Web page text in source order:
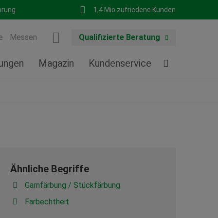
1,4 Mio zufriedene Kunden
Messen Qualifizierte Beratung
Magazin Kundenservice
Ähnliche Begriffe
Garnfärbung / Stückfärbung
Farbechtheit